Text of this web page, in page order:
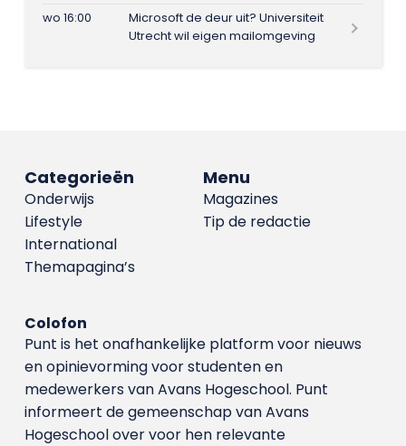
wo 16:00
Microsoft de deur uit? Universiteit
Utrecht wil eigen mailomgeving
Menu
Magazines
Tip de redactie
Categorieën
Onderwijs
Lifestyle
International
Themapagina’s
Colofon
Punt is het onafhankelijke platform voor nieuws
en opinievorming voor studenten en
medewerkers van Avans Hoge­school. Punt
informeert de gemeenschap van Avans
Hogeschool over voor hen relevante